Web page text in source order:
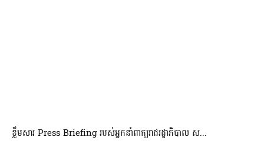
ខ្លឹមសារ Press Briefing របស់អ្នកនាំពាក្យរាជរដ្ឋាភិបាល ស...